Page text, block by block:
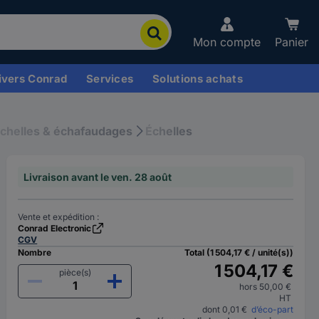
Mon compte Panier
Conrad Services Solutions achats
Échelles & échafaudages Échelles
Livraison avant le ven. 28 août
Vente et expédition :
Conrad Electronic
CGV
Nombre
pièce(s)
Total (1 504,17 € / unité(s))
1 504,17 €
hors 50,00 €
HT
dont 0,01 € d’éco-part